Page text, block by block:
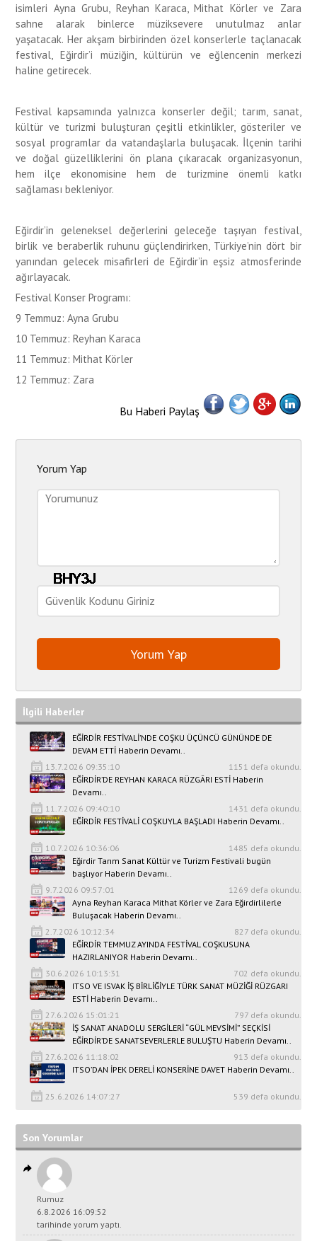
isimleri Ayna Grubu, Reyhan Karaca, Mithat Körler ve Zara
sahne alarak binlerce müziksevere unutulmaz anlar
yaşatacak. Her akşam birbirinden özel konserlerle taçlanacak
festival, Eğirdir’i müziğin, kültürün ve eğlencenin merkezi
haline getirecek.
Festival kapsamında yalnızca konserler değil; tarım, sanat,
kültür ve turizmi buluşturan çeşitli etkinlikler, gösteriler ve
sosyal programlar da vatandaşlarla buluşacak. İlçenin tarihi
ve doğal güzelliklerini ön plana çıkaracak organizasyonun,
hem ilçe ekonomisine hem de turizmine önemli katkı
sağlaması bekleniyor.
Eğirdir’in geleneksel değerlerini geleceğe taşıyan festival,
birlik ve beraberlik ruhunu güçlendirirken, Türkiye’nin dört bir
yanından gelecek misafirleri de Eğirdir’in eşsiz atmosferinde
ağırlayacak.
Festival Konser Programı:
9 Temmuz: Ayna Grubu
10 Temmuz: Reyhan Karaca
11 Temmuz: Mithat Körler
12 Temmuz: Zara
Bu Haberi Paylaş
Yorum Yap
İlgili Haberler
EĞİRDİR FESTİVALİ’NDE COŞKU ÜÇÜNCÜ GÜNÜNDE DE
DEVAM ETTİ Haberin Devamı..
13.7.2026 09:35:10
1151 defa okundu.
EĞİRDİR’DE REYHAN KARACA RÜZGÂRI ESTİ Haberin
Devamı..
11.7.2026 09:40:10
1431 defa okundu.
EĞİRDİR FESTİVALİ COŞKUYLA BAŞLADI Haberin Devamı..
10.7.2026 10:36:06
1485 defa okundu.
Eğirdir Tarım Sanat Kültür ve Turizm Festivali bugün
başlıyor Haberin Devamı..
9.7.2026 09:57:01
1269 defa okundu.
Ayna Reyhan Karaca Mithat Körler ve Zara Eğirdirlilerle
Buluşacak Haberin Devamı..
2.7.2026 10:12:34
827 defa okundu.
EĞİRDİR TEMMUZ AYINDA FESTİVAL COŞKUSUNA
HAZIRLANIYOR Haberin Devamı..
30.6.2026 10:13:31
702 defa okundu.
ITSO VE ISVAK İŞ BİRLİĞİYLE TÜRK SANAT MÜZİĞİ RÜZGARI
ESTİ Haberin Devamı..
27.6.2026 15:01:21
797 defa okundu.
İŞ SANAT ANADOLU SERGİLERİ “GÜL MEVSİMİ” SEÇKİSİ
EĞİRDİR’DE SANATSEVERLERLE BULUŞTU Haberin Devamı..
27.6.2026 11:18:02
913 defa okundu.
ITSO’DAN İPEK DERELİ KONSERİNE DAVET Haberin Devamı..
25.6.2026 14:07:27 539 defa okundu.
Son Yorumlar
Rumuz
6.8.2026 16:09:52
tarihinde yorum yaptı.